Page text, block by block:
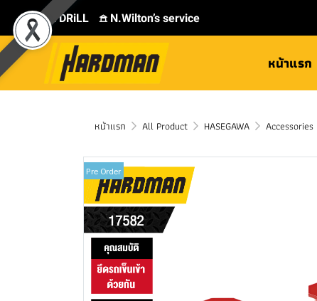
⛾ DRiLL 𖠿 N.Wilton’s service
หน้าแรก
หน้าแรก All Product HASEGAWA Accessories
Pre Order